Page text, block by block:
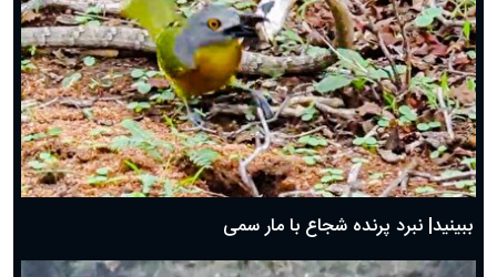
ببینید| نبرد پرنده شجاع با مار سمی